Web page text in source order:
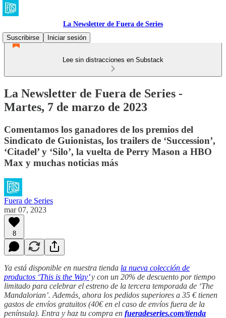
La Newsletter de Fuera de Series
Suscribirse
Iniciar sesión
Lee sin distracciones en Substack
La Newsletter de Fuera de Series -
Martes, 7 de marzo de 2023
Comentamos los ganadores de los premios del
Sindicato de Guionistas, los trailers de ‘Succession’,
‘Citadel’ y ‘Silo’, la vuelta de Perry Mason a HBO
Max y muchas noticias más
Fuera de Series
mar 07, 2023
8
Ya está disponible en nuestra tienda la nueva colección de
productos ‘This is the Way’y con un 20% de descuento por tiempo
limitado para celebrar el estreno de la tercera temporada de ‘The
Mandalorian’. Además, ahora los pedidos superiores a 35 € tienen
gastos de envíos gratuitos (40€ en el caso de envíos fuera de la
península). Entra y haz tu compra en fueradeseries.com/tienda